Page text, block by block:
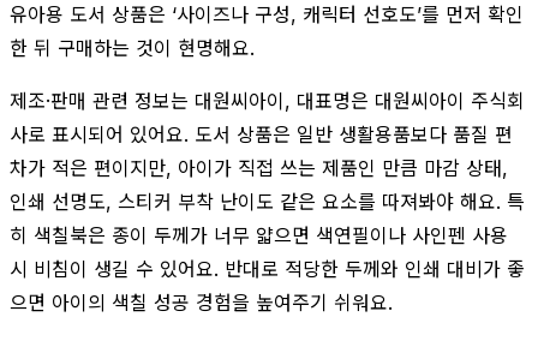
유아용 도서 상품은 ‘사이즈나 구성, 캐릭터 선호도’를 먼저 확인
한 뒤 구매하는 것이 현명해요.
제조·판매 관련 정보는 대원씨아이, 대표명은 대원씨아이 주식회
사로 표시되어 있어요. 도서 상품은 일반 생활용품보다 품질 편
차가 적은 편이지만, 아이가 직접 쓰는 제품인 만큼 마감 상태,
인쇄 선명도, 스티커 부착 난이도 같은 요소를 따져봐야 해요. 특
히 색칠북은 종이 두께가 너무 얇으면 색연필이나 사인펜 사용
시 비침이 생길 수 있어요. 반대로 적당한 두께와 인쇄 대비가 좋
으면 아이의 색칠 성공 경험을 높여주기 쉬워요.